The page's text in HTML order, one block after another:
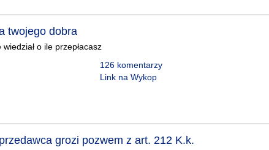
twojego dobra
o ile przepłacasz
126 komentarzy
Link na Wykop
grozi pozwem z art. 212 K.k.